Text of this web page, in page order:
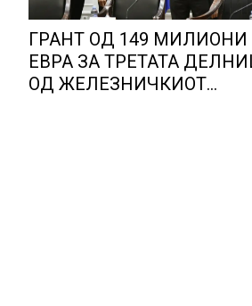
ГРАНТ ОД 149 МИЛИОНИ
ЕВРА ЗА ТРЕТАТА
ОД ЖЕЛЕЗНИЧКИОТ